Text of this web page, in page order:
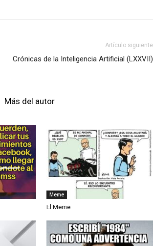
Artículo siguiente
Crónicas de la Inteligencia Artificial (LXXVII)
Más del autor
Meme
El Meme